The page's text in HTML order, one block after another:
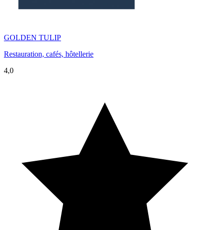
GOLDEN TULIP
Restauration, cafés, hôtellerie
4,0